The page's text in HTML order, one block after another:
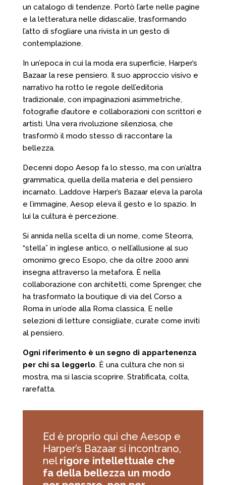
un catalogo di tendenze. Portò l’arte nelle pagine
e la letteratura nelle didascalie, trasformando
l’atto di sfogliare una rivista in un gesto di
contemplazione.
In un’epoca in cui la moda era superficie, Harper’s
Bazaar la rese pensiero. Il suo approccio visivo e
narrativo ha rotto le regole dell’editoria
tradizionale, con impaginazioni asimmetriche,
fotografie d’autore e collaborazioni con scrittori e
artisti. Una vera rivoluzione silenziosa, che
trasformò il modo stesso di raccontare la
bellezza.
Decenni dopo Aesop fa lo stesso, ma con un’altra
grammatica, quella della materia e del pensiero
incarnato. Laddove Harper’s Bazaar eleva la parola
e l’immagine, Aesop eleva il gesto e lo spazio. In
lui la cultura è percezione.
Si annida nella scelta di un nome, come Steorra,
“stella” in inglese antico, o nell’allusione al suo
omonimo greco Esopo, che da oltre 2000 anni
insegna attraverso la metafora. È nella
collaborazione con architetti, come Sprenger, che
ha trasformato la boutique di via del Corso a
Roma in un’ode alla Roma classica. E nelle
selezioni di letture consigliate, curate come inviti
al pensiero.
Ogni riferimento è un segno di appartenenza
per chi sa leggerlo. È una cultura che non si
mostra, ma si lascia scoprire. Stratificata, colta,
rarefatta.
Ed è proprio qui che Aesop e
Harper’s Bazaar si incontrano,
nelrigore intellettuale che
fa della bellezza un modo